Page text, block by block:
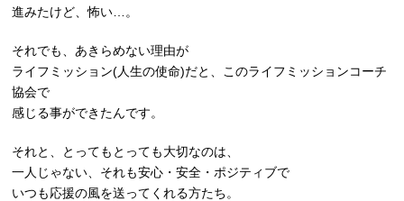
進みたけど、怖い…。
それでも、あきらめない理由が
ライフミッション(人生の使命)だと、このライフミッションコーチ
協会で
感じる事ができたんです。
それと、とってもとっても大切なのは、
一人じゃない、それも安心・安全・ポジティブで
いつも応援の風を送ってくれる方たち。